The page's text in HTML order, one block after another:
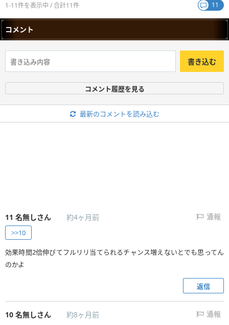
1-11件を表示中 / 合計11件 11
コメント
書き込む
コメント履歴を見る
最新のコメントを読み込む
11 名無しさん 約4ヶ月前 通報
>>10
効果時間2倍伸びてフルリリ当てられるチャンス増えないとでも思ってん
のかよ
返信
10 名無しさん 約8ヶ月前 通報